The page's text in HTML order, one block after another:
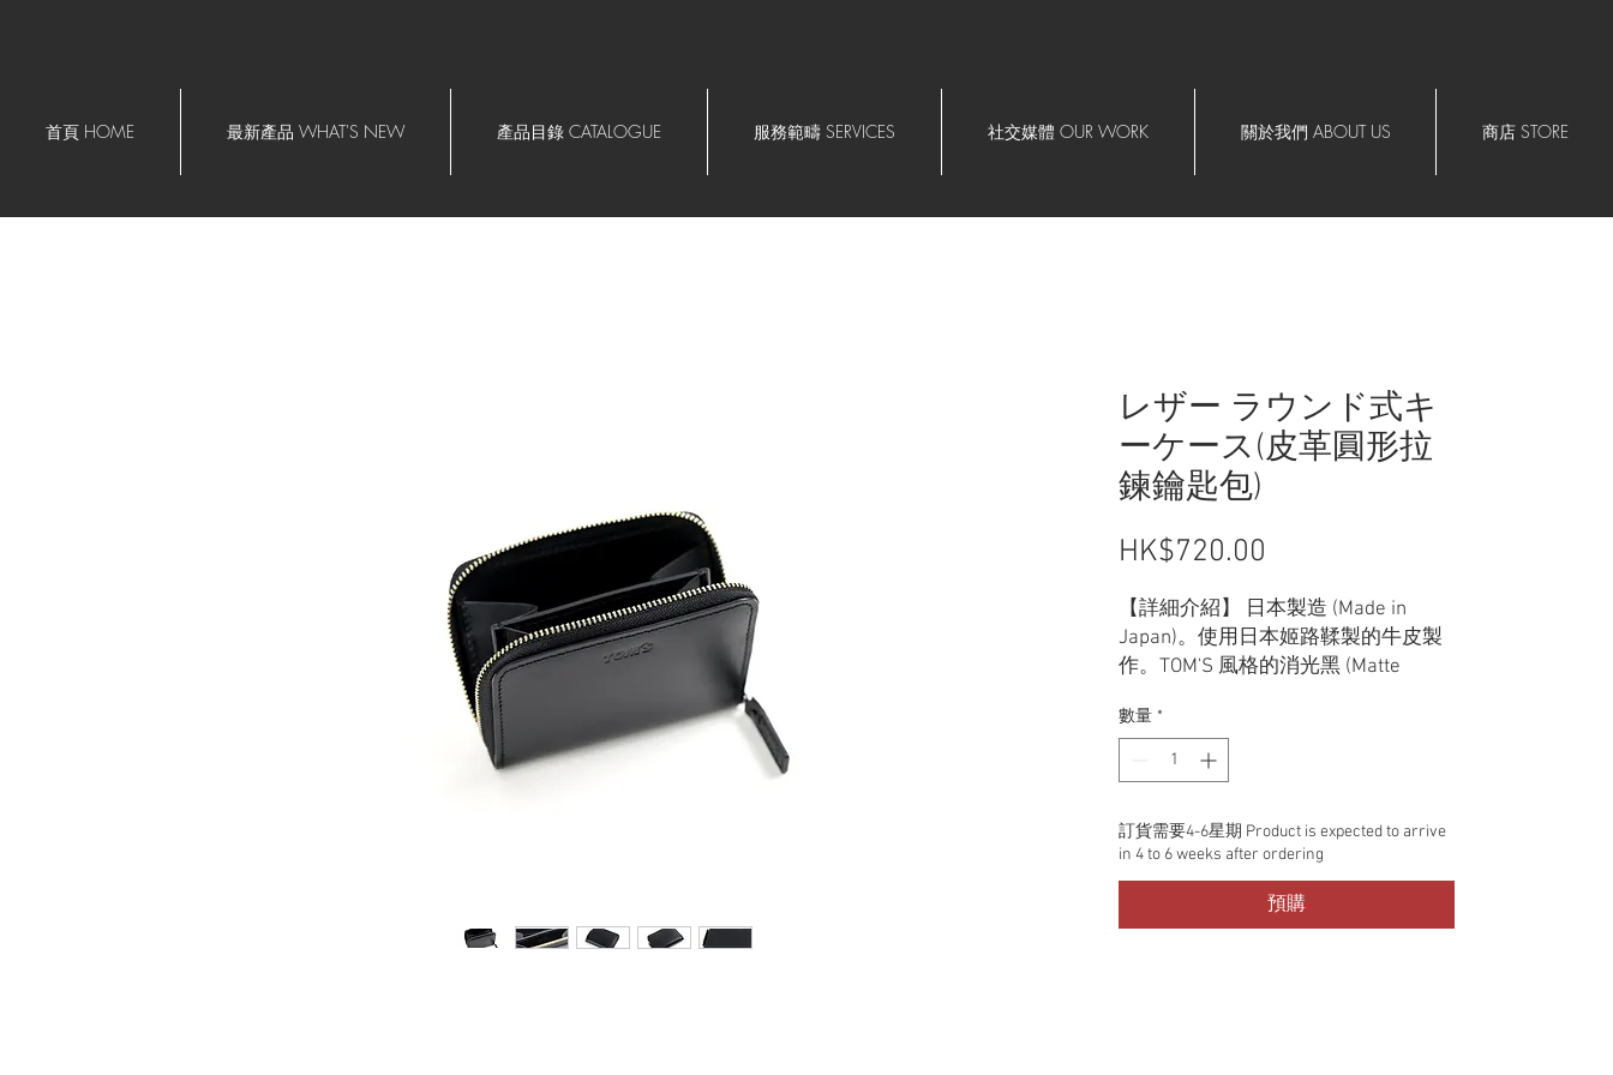
首頁 HOME 最新產品 WHAT'S NEW 產品目錄 CATALOGUE 服務範疇 SERVICES 社交媒體 OUR WORK 關於我們 ABOUT US 商店 STORE
レザー ラウンド式キ
ーケース(皮革圓形拉
鍊鑰匙包)
HK$720.00
【詳細介紹】 日本製造 (Made in
Japan)。使用日本姬路鞣製的牛皮製
作。TOM'S 風格的消光黑 (Matte
極佳。
約 W110 × H70 × D15 mm(此為近似款
數量 *
訂貨需要4-6星期 Product is expected to arrive
in 4 to 6 weeks after ordering
預購